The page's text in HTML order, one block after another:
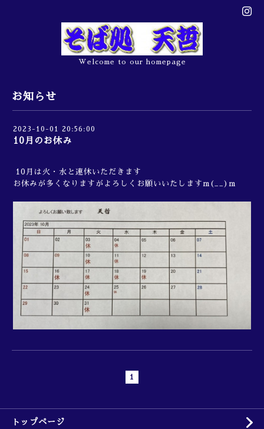
Welcome to our homepage
お知らせ
2023-10-01 20:56:00
10月のお休み
10月は火・水と連休いただきます
お休みが多くなりますがよろしくお願いいたしますm(__)m
1
トップページ